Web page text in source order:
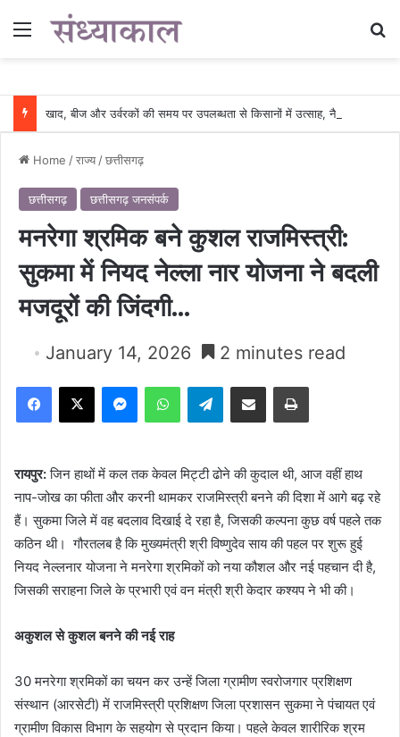
Menu
Home /राज्य /छत्तीसगढ़
छत्तीसगढ़ छत्तीसगढ़ जनसंपर्क
मनरेगा श्रमिक बने कुशल राजमिस्त्री:
सुकमा में नियद नेल्ला नार योजना ने बदली
मजदूरों की जिंदगी…
January 14, 2026 2 minutes read
Facebook
X MessengerWhatsAppTelegramShare via Email Print
रायपुर:जिन हाथों में कल तक केवल मिट्टी ढोने की कुदाल थी, आज वहीं हाथ
नाप-जोख का फीता और करनी थामकर राजमिस्त्री बनने की दिशा में आगे बढ़ रहे
हैं। सुकमा जिले में वह बदलाव दिखाई दे रहा है, जिसकी कल्पना कुछ वर्ष पहले तक
कठिन थी। गौरतलब है कि मुख्यमंत्री श्री विष्णुदेव साय की पहल पर शुरू हुई
नियद नेल्लनार योजना ने मनरेगा श्रमिकों को नया कौशल और नई पहचान दी है,
जिसकी सराहना जिले के प्रभारी एवं वन मंत्री श्री केदार कश्यप ने भी की।
अकुशल से कुशल बनने की नई राह
30 मनरेगा श्रमिकों का चयन कर उन्हें जिला ग्रामीण स्वरोजगार प्रशिक्षण
संस्थान (आरसेटी) में राजमिस्त्री प्रशिक्षण जिला प्रशासन सुकमा ने पंचायत एवं
ग्रामीण विकास विभाग के सहयोग से प्रदान किया। पहले केवल शारीरिक श्रम